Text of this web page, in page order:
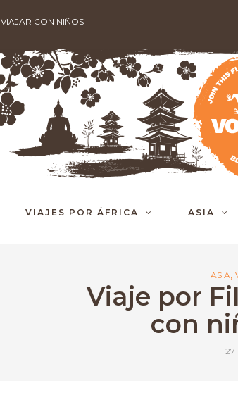
VIAJAR CON NIÑOS
VIAJES POR ÁFRICA ASIA
ASIA,
Viaje por
con
27